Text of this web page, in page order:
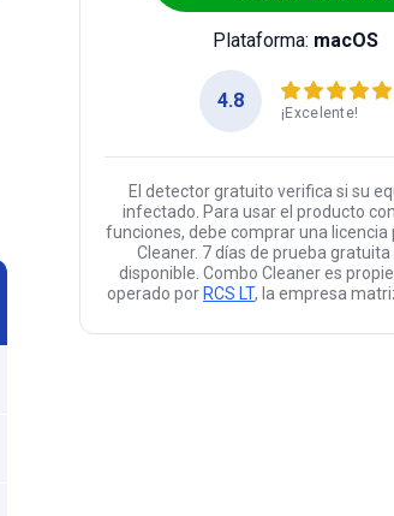
Plataforma: macOS
4.8
¡Excelente!
El detector gratuito verifica si su
infectado. Para usar el producto
funciones, debe comprar una licencia
Cleaner. 7 días de prueba
disponible. Combo Cleaner es
operado por RCS LT, la empresa